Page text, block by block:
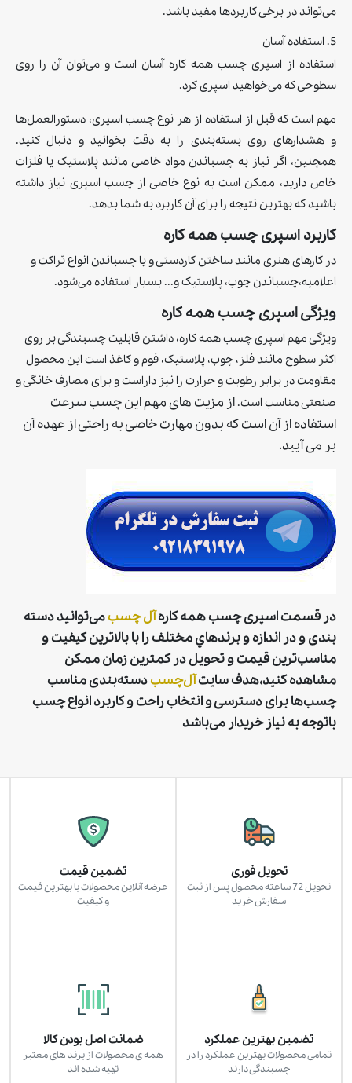
می‌تواند در برخی کاربردها مفید باشد.
5. استفاده آسان
استفاده از اسپری چسب همه کاره آسان است و می‌توان آن را روی
سطوحی که می‌خواهید اسپری کرد.
مهم است که قبل از استفاده از هر نوع چسب اسپری، دستورالعمل‌ها
و هشدارهای روی بسته‌بندی را به دقت بخوانید و دنبال کنید.
همچنین، اگر نیاز به چسباندن مواد خاصی مانند پلاستیک یا فلزات
خاص دارید، ممکن است به نوع خاصی از چسب اسپری نیاز داشته
باشید که بهترین نتیجه را برای آن کاربرد به شما بدهد.
كاربرد اسپری چسب همه كاره
در کارهای هنری مانند ساختن کاردستی و یا چسباندن انواع تراکت و
اعلامیه،چسباندن چوب، پلاستیک و... بسیار استفاده می‌شود.
ويژگی اسپری چسب همه كاره
ویژگی مهم اسپری چسب همه کاره، داشتن قابلیت چسبندگی بر روی
اکثر سطوح مانند فلز، چوب، پلاستیک، فوم و کاغذ است اين محصول
مقاومت در برابر رطوبت و حرارت را نیز داراست و برای مصارف خانگی و
صنعتی مناسب است. از مزیت های مهم این چسب سرعت
استفاده از آن است که بدون مهارت خاصی به راحتی از عهده آن
بر می آیید.
در قسمت اسپری چسب همه كارهآل‌ چسبمی‌توانید دسته
بندی و در اندازه و برندهاي مختلف را با بالاترین کیفیت و
مناسب‌ترین قیمت و تحویل در کمترین زمان ممکن
مشاهده کنید،هدف سایتآل‌چسبدسته‌بندی مناسب
چسب‌ها برای دسترسی و انتخاب راحت و کاربرد انواع چسب
باتوجه به نیاز خریدار می‌باشد
تحویل فوری
تحویل 72 ساعته محصول پس از ثبت
سفارش خرید
تضمین قیمت
عرضه آنلاین محصولات با بهترین قیمت
و کیفیت
تضمین بهترین عملکرد
تمامی محصولات بهترین عملکرد را در
چسبندگی دارند
ضمانت اصل بودن کالا
همه ی محصولات از برند های معتبر
تهیه شده اند